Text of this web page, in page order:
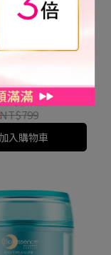
碧歐斯】
養CC霜40ML
NT$799
加入購物車